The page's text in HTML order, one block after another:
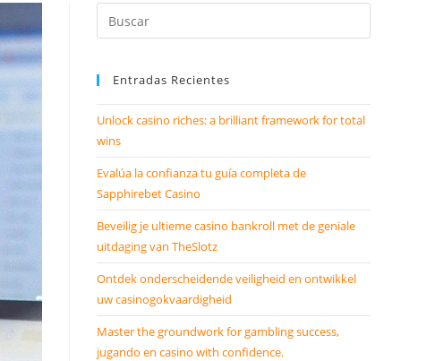
Entradas Recientes
Unlock casino riches: a brilliant framework for total
wins
Evalúa la confianza tu guía completa de
Sapphirebet Casino
Beveilig je ultieme casino bankroll met de geniale
uitdaging van TheSlotz
Ontdek onderscheidende veiligheid en ontwikkel
uw casinogokvaardigheid
Master the groundwork for gambling success,
jugando en casino with confidence.